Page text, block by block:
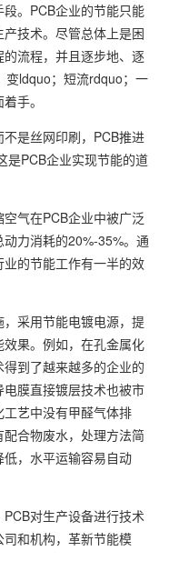
。PCB企业的节能只能
技术。尽管总体上是困
流程，并且逐步地、逐
变ldquo；短流rdquo；一
手。
是丝网印刷，PCB推进
是PCB企业实现节能的道
气在PCB企业中被广泛
力消耗的20%-35%。通
的节能工作有一半的效
采用节能电镀电源，提
果。例如，在孔金属化
到了越来越多的企业的
膜直接镀层技术也被市
艺中没有甲醛气体排
合物废水，处理方法简
，水平运输容易自动
对生产设备进行技术
和机构，革新节能模